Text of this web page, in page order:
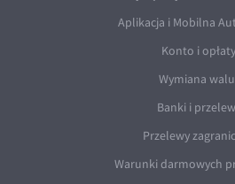
Aplikacja i Mobilna
Konto i opłaty
Wymiana
Banki i
Przelewy
Warunki darmowych